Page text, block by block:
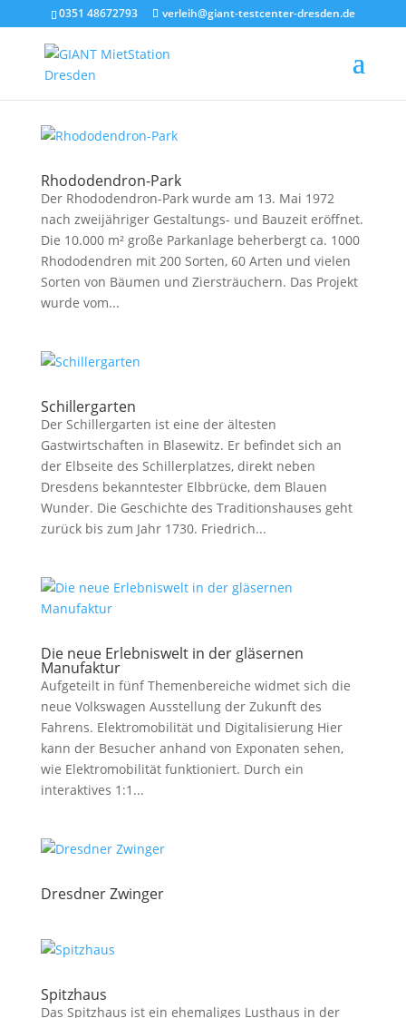
0351 48672793 verleih@giant-testcenter-dresden.de
Rhododendron-Park
Der Rhododendron-Park wurde am 13. Mai 1972
nach zweijähriger Gestaltungs- und Bauzeit eröffnet.
Die 10.000 m² große Parkanlage beherbergt ca. 1000
Rhododendren mit 200 Sorten, 60 Arten und vielen
Sorten von Bäumen und Ziersträuchern. Das Projekt
wurde vom...
Schillergarten
Der Schillergarten ist eine der ältesten
Gastwirtschaften in Blasewitz. Er befindet sich an
der Elbseite des Schillerplatzes, direkt neben
Dresdens bekanntester Elbbrücke, dem Blauen
Wunder. Die Geschichte des Traditionshauses geht
zurück bis zum Jahr 1730. Friedrich...
Die neue Erlebniswelt in der gläsernen
Manufaktur
Aufgeteilt in fünf Themenbereiche widmet sich die
neue Volkswagen Ausstellung der Zukunft des
Fahrens. Elektromobilität und Digitalisierung Hier
kann der Besucher anhand von Exponaten sehen,
wie Elektromobilität funktioniert. Durch ein
interaktives 1:1...
Dresdner Zwinger
Spitzhaus
Das Spitzhaus ist ein ehemaliges Lusthaus in der